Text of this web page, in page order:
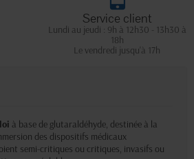
Service client
Lundi au jeudi : 9h à 12h30 - 13h30 à
18h
Le vendredi jusqu'à 17h
à base de glutaraldéhyde, destinée à la
des dispositifs médicaux
semi-critiques ou critiques, invasifs ou